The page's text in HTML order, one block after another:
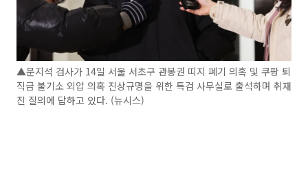
▲문지석 검사가 14일 서울 서초구 관봉권 띠지 폐기 의혹 및 쿠팡 퇴
직금 불기소 외압 의혹 진상규명을 위한 특검 사무실로 출석하며 취재
진 질의에 답하고 있다. (뉴시스)